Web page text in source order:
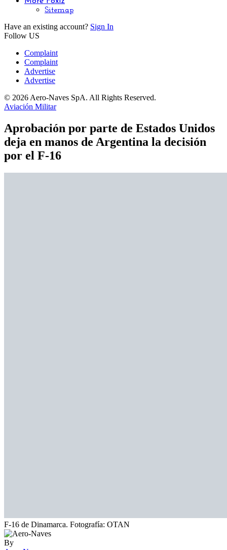
Sitemap
Have an existing account? Sign In
Follow US
Complaint
Complaint
Advertise
Advertise
© 2026 Aero-Naves SpA. All Rights Reserved.
Aviación Militar
Aprobación por parte de Estados Unidos
deja en manos de Argentina la decisión
por el F-16
F-16 de Dinamarca. Fotografía: OTAN
By